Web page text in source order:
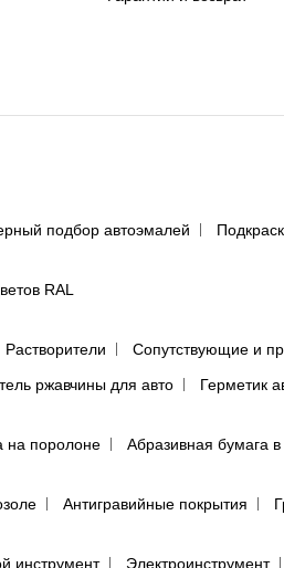
подбор автоэмалей
RAL
Растворители Сопутствующие и
ржавчины для авто
Герметик
на поролоне Абразивная бумага
Антигравийные покрытия
инструмент Электроинструмент